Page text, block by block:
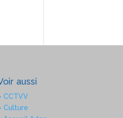
aussi
CCTVV
Culture